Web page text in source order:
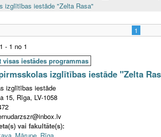
izglītības iestāde "Zelta Rasa"
1
- 1 no 1
visas iestādes programmas
izglītības iestāde "Zelta
izglītības iestāde
15, Rīga, LV-1058
vai fakultāte(s):
, Mārupe, Rīga